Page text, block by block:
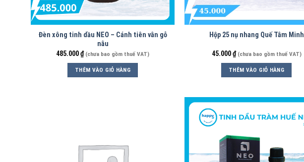
Đèn xông tinh dầu NEO – Cánh tiên vân gỗ
nâu
485.000₫ (chưa bao gồm thuế VAT)
THÊM VÀO GIỎ HÀNG
Hộp 25 nụ nhang Quế Tâm Minh
45.000₫ (chưa bao gồm thuế VAT)
THÊM VÀO GIỎ HÀNG